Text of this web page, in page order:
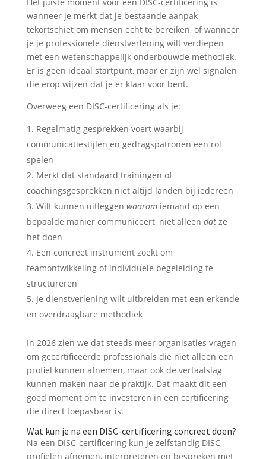
wanneer je merkt dat je bestaande aanpak
tekortschiet om mensen echt te bereiken, of wanneer
je je professionele dienstverlening wilt verdiepen
met een wetenschappelijk onderbouwde methodiek.
Er is geen ideaal startpunt, maar er zijn wel signalen
die erop wijzen dat je er klaar voor bent.
Overweeg een DISC-certificering als je:
Regelmatig gesprekken voert waarbij
communicatiestijlen en gedragspatronen een rol
spelen
Merkt dat standaard trainingen of
coachingsgesprekken niet altijd landen bij iedereen
Wilt kunnen uitleggen waaromiemand op een
bepaalde manier communiceert, niet alleen datze
het doen
Een concreet instrument zoekt om
teamontwikkeling of individuele begeleiding te
structureren
Je dienstverlening wilt uitbreiden met een erkende
en overdraagbare methodiek
In 2026 zien we dat steeds meer organisaties vragen
om gecertificeerde professionals die niet alleen een
profiel kunnen afnemen, maar ook de vertaalslag
kunnen maken naar de praktijk. Dat maakt dit een
goed moment om te investeren in een certificering
die direct toepasbaar is.
Wat kun je na een DISC-certificering concreet doen?
Na een DISC-certificering kun je zelfstandig DISC-
profielen afnemen, interpreteren en bespreken met